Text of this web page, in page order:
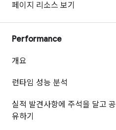
페이지 리소스 보기
Performance
개요
런타임 성능 분석
실적 발견사항에 주석을 달고 공
유하기